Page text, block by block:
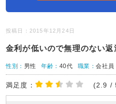
投稿日：2015年12月24日
金利が低いので無理のない返
性別： 男性 年齢： 40代 職業：会社員
満足度： (2.9 /